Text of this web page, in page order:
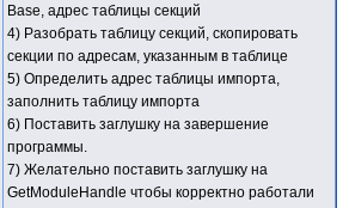
Base, адрес таблицы секций
4) Разобрать таблицу секций, скопировать
секции по адресам, указанным в таблице
5) Определить адрес таблицы импорта,
заполнить таблицу импорта
6) Поставить заглушку на завершение
программы.
7) Желательно поставить заглушку на
GetModuleHandle чтобы корректно работали